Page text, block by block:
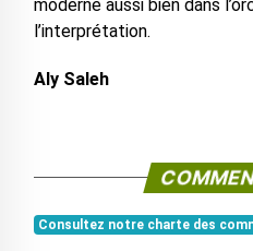
moderne aussi bien dans
l’interprétation.
Aly Saleh
Consultez notre charte des